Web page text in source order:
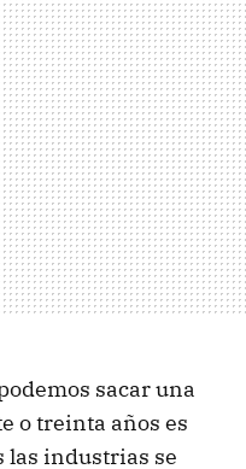
sacar una
o treinta años es
las industrias se